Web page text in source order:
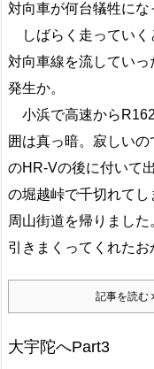
対向車が何台犠牲にな
しばらく走っていく
対向車線を流してい
発生か。
小浜で高速から
囲は真っ暗。寂しい
のHR-Vの後に付いて
の堀越峠で千切れて
周山街道を帰りまし
引きまくってくれたお
記事を読む
大宇陀へPart3